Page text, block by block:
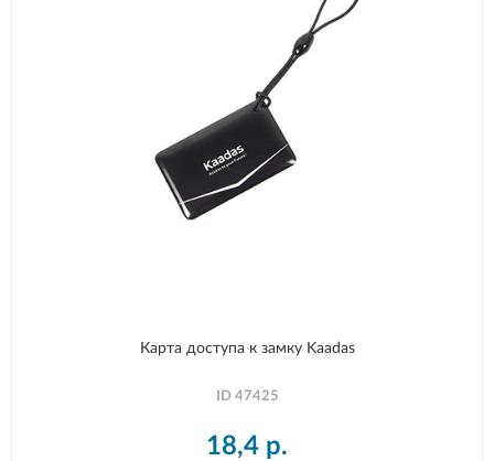
Карта доступа к замку Kaadas
ID 47425
18,4 р.